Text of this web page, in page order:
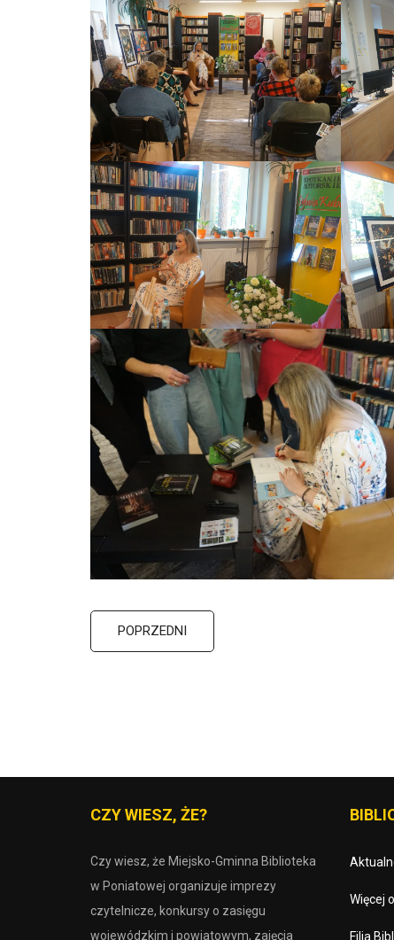
POPRZEDNI
CZY WIESZ, ŻE?
Czy wiesz, że Miejsko-Gminna Biblioteka
w Poniatowej organizuje imprezy
czytelnicze, konkursy o zasięgu
wojewódzkim i powiatowym, zajęcia
Więcej
Filia